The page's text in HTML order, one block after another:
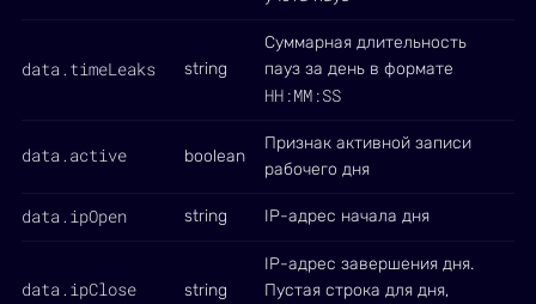
data.timeLeaks string
Суммарная длительность
пауз за день в формате
HH:MM:SS
data.active boolean
Признак активной записи
рабочего дня
data.ipOpen string IP-адрес начала дня
data.ipClose string
IP-адрес завершения дня.
Пустая строка для дня,